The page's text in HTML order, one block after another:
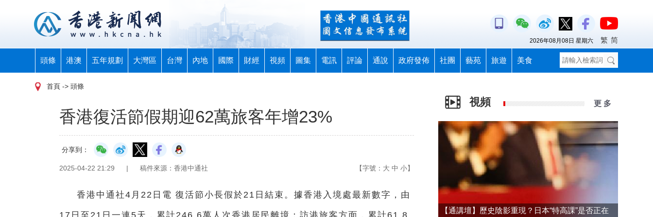
頭條 港澳 五年規劃 大灣區 台灣 內地 國際 財經 視頻 圖集 電訊 評論 通說 政府發佈 社團 藝苑 旅遊 美食
2026年08月08日 星期六 繁 简
首頁 -> 頭條
香港復活節假期迎62萬旅客年增23%
分享到：
2025-04-22 21:29 | 稿件來源：香港中通社 【字號： 大 中 小】
香港中通社4月22日電 復活節小長假於21日結束。據香港入境處最新數字，由
17日至21日一連5天，累計246.6萬人次香港居民離境；訪港旅客方面，累計61.8
視頻 更 多
【通講壇】歷史陰影重現？日本“特高課”是否正在